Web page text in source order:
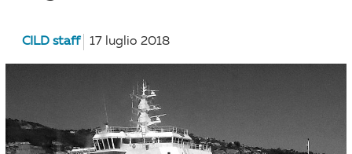
CILD staff 17 luglio 2018